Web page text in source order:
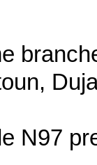
N97